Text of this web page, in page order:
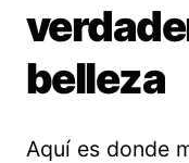
belleza
Aquí es donde